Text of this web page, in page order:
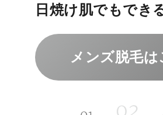
上質な美容医療サ
人気メニュー
日焼け肌でもでき
メンズ脱毛は
組めるスキンケア
スキンケア
“男性”特化の美容
コンセプトは
エクソソー
NAD+点滴は
メンバーシップを
メンバーシッ